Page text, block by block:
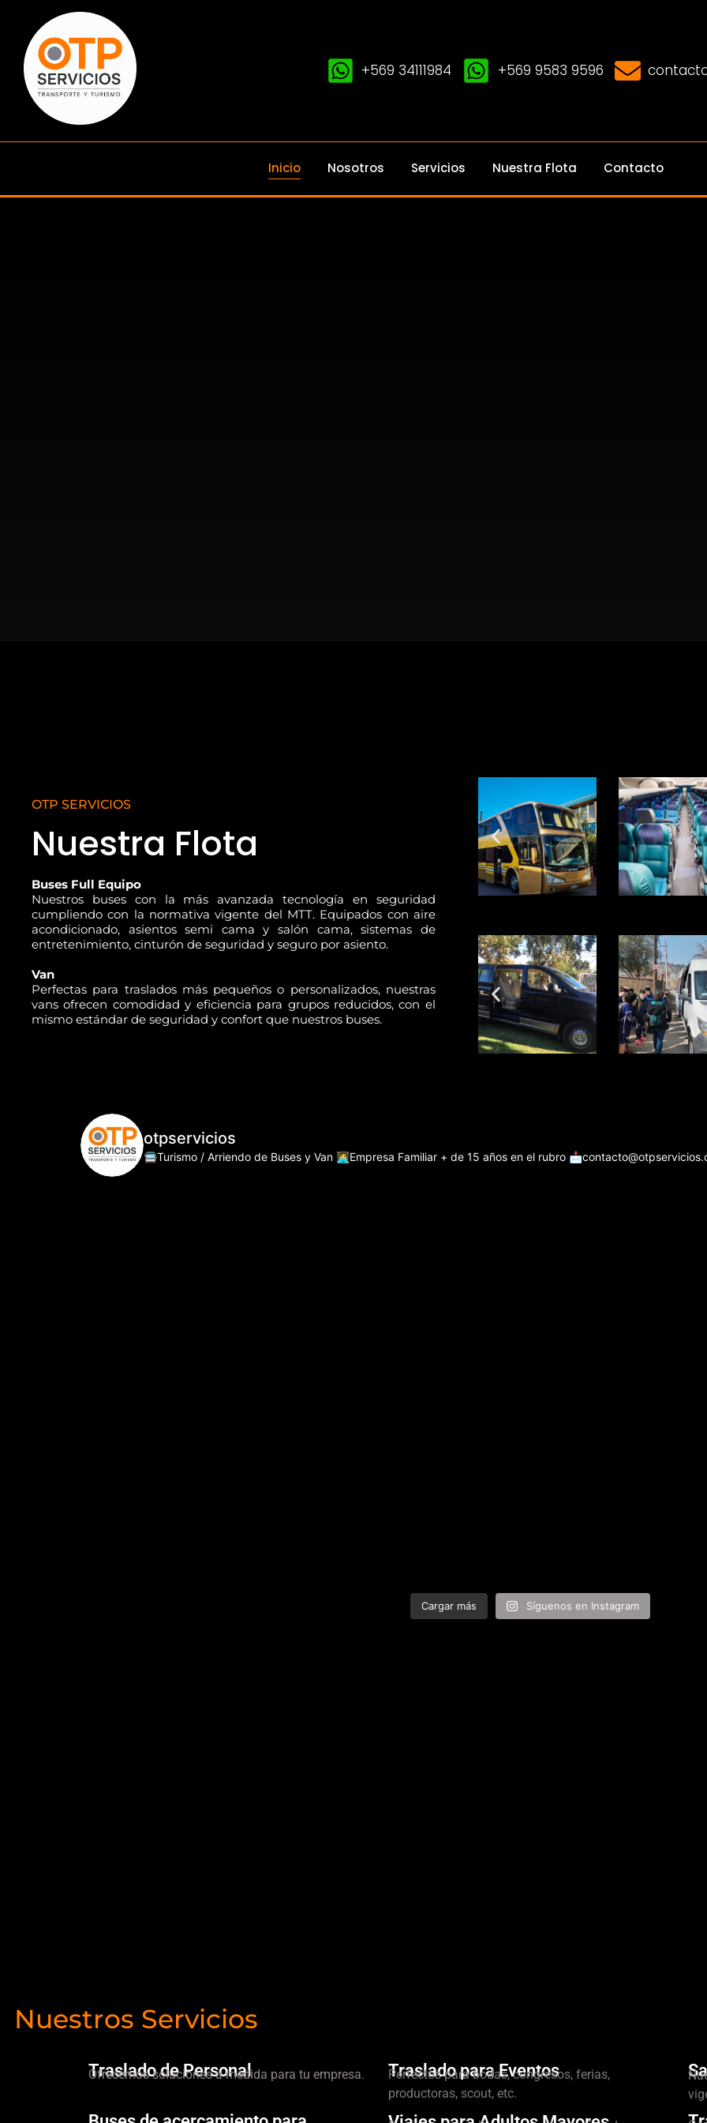
+569 34111984 +569 9583 9596
Inicio Nosotros Servicios Nuestra Flota Contacto
OTP SERVICIOS
Nuestra Flota
Buses Full Equipo
Nuestros buses con la más avanzada tecnología en seguridad
cumpliendo con la normativa vigente del MTT. Equipados con aire
acondicionado, asientos semi cama y salón cama, sistemas de
entretenimiento, cinturón de seguridad y seguro por asiento.
Van
Perfectas para traslados más pequeños o personalizados, nuestras
vans ofrecen comodidad y eficiencia para grupos reducidos, con el
mismo estándar de seguridad y confort que nuestros buses.
otpservicios
🚍Turismo / Arriendo de Buses y Van 👩‍💻Empresa Familiar + de 15 años en el rubro
Cargar más Síguenos en Instagram
Nuestros Servicios
Traslado de Personal
Ofrecemos soluciones a medida para tu empresa. Traslado para Eventos
Perfectos para bodas, congresos, ferias,
productoras, scout, etc.